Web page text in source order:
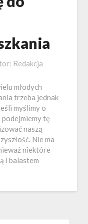
Redakcja
młodych
trzeba jednak
myślimy o
tę
naszą
Nie ma
niektóre
i balastem